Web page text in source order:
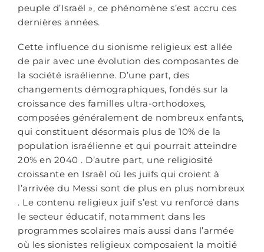
peuple d’Israël », ce phénomène s’est accru ces
dernières années.
Cette influence du sionisme religieux est allée
de pair avec une évolution des composantes de
la société israélienne. D’une part, des
changements démographiques, fondés sur la
croissance des familles ultra-orthodoxes,
composées généralement de nombreux enfants,
qui constituent désormais plus de 10% de la
population israélienne et qui pourrait atteindre
20% en 2040 . D’autre part, une religiosité
croissante en Israël où les juifs qui croient à
l’arrivée du Messi sont de plus en plus nombreux
. Le contenu religieux juif s’est vu renforcé dans
le secteur éducatif, notamment dans les
programmes scolaires mais aussi dans l’armée
où les sionistes religieux composaient la moitié